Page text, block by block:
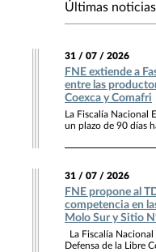
Últimas noticias
31 / 07 / 2026
FNE extiende a
entre las
Coexca y Comafri
La Fiscalía Nacional
un plazo de 90 días
31 / 07 / 2026
FNE propone al
competencia en
Molo Sur y Sitio
La Fiscalía
Defensa de la Libre